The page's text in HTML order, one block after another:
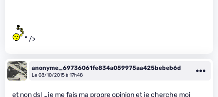
" />
anonyme_69736061fe834a059975aa425bebeb6d
Le 08/10/2015 à 17h48
et non dsl …je me fais ma propre opinion et je cherche moi